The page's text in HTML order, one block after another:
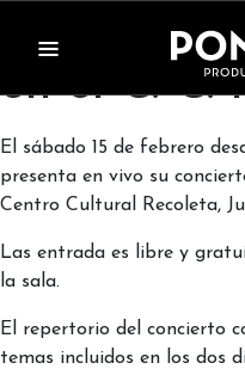
Adrián
en el C. C.
El sábado 15 de febrero
presenta en vivo su
Centro Cultural Recoleta,
Las entrada es libre y
la sala.
El repertorio del concierto
temas incluidos en los dos